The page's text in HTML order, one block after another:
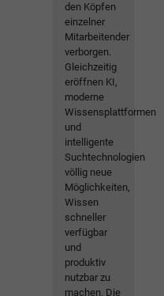
den Köpfen
einzelner
Mitarbeitender
verborgen.
Gleichzeitig
eröffnen KI,
moderne
Wissensplattformen
und
intelligente
Suchtechnologien
völlig neue
Möglichkeiten,
Wissen
schneller
verfügbar
und
produktiv
nutzbar zu
machen. Die